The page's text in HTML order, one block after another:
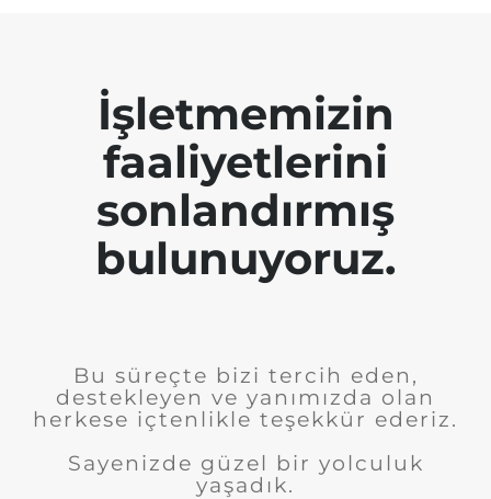
İşletmemizin
faaliyetlerini
sonlandırmış
bulunuyoruz.
Bu süreçte bizi tercih eden,
destekleyen ve yanımızda olan
herkese içtenlikle teşekkür ederiz.
Sayenizde güzel bir yolculuk
yaşadık.